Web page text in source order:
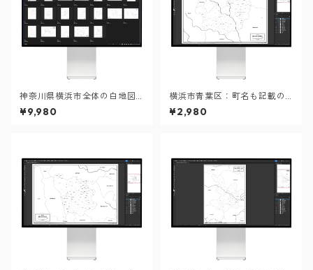
神奈川県横浜市全体の白地図
と各18区のセット（Aiファイ
ル）
¥9,980
横浜市青葉区：町名も記載の
地図データ（PDF・Aiファイ
ル）
¥2,980